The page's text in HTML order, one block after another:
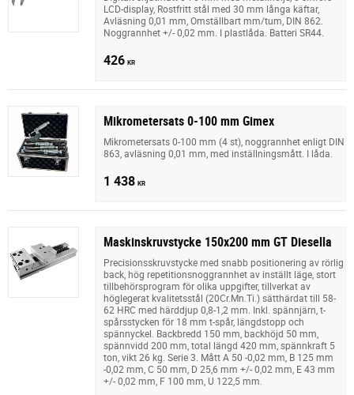
LCD-display, Rostfritt stål med 30 mm långa käftar,
Avläsning 0,01 mm, Omställbart mm/tum, DIN 862.
Noggrannhet +/- 0,02 mm. I plastlåda. Batteri SR44.
426 KR
Mikrometersats 0-100 mm Gimex
Mikrometersats 0-100 mm (4 st), noggrannhet enligt DIN
863, avläsning 0,01 mm, med inställningsmått. I låda.
1 438 KR
Maskinskruvstycke 150x200 mm GT Diesella
Precisionsskruvstycke med snabb positionering av rörlig
back, hög repetitionsnoggrannhet av inställt läge, stort
tillbehörsprogram för olika uppgifter, tillverkat av
höglegerat kvalitetsstål (20Cr.Mn.Ti.) sätthärdat till 58-
62 HRC med härddjup 0,8-1,2 mm. Inkl. spännjärn, t-
spårsstycken för 18 mm t-spår, längdstopp och
spännyckel. Backbredd 150 mm, backhöjd 50 mm,
spännvidd 200 mm, total längd 420 mm, spännkraft 5
ton, vikt 26 kg. Serie 3. Mått A 50 -0,02 mm, B 125 mm
-0,02 mm, C 50 mm, D 25,6 mm +/- 0,02 mm, E 43 mm
+/- 0,02 mm, F 100 mm, U 122,5 mm.